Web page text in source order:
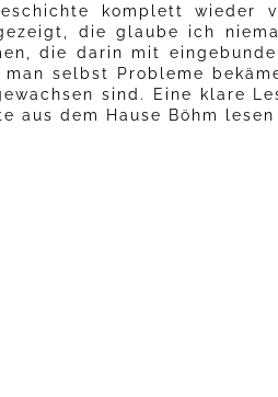
komplett
die glaube ich
die darin mit
man selbst Probleme
sind. Eine klare
aus dem Hause Böhm